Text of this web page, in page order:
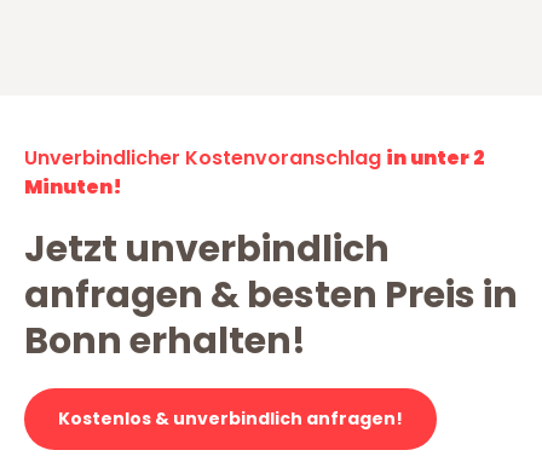
Unverbindlicher Kostenvoranschlag in unter 2
Minuten!
Jetzt unverbindlich
anfragen & besten Preis in
Bonn erhalten!
Kostenlos & unverbindlich anfragen!